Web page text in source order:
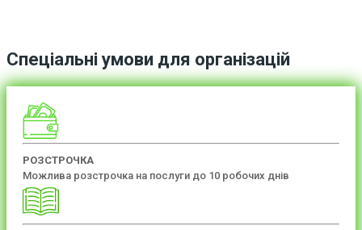
Спеціальні умови для організацій
РОЗСТРОЧКА
Можлива розстрочка на послуги до 10 робочих днів